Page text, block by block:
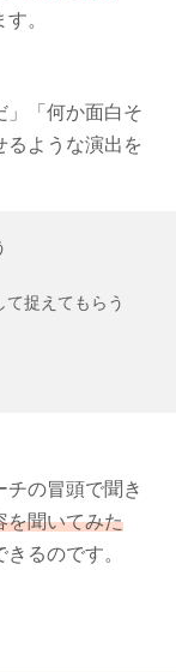
。
」「何か面白そ
るような演出を
て捉えてもらう
チの冒頭で聞き
を聞いてみた
るのです。